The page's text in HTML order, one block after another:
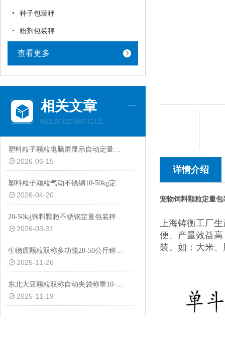
种子包装秤
粉剂包装秤
查看更多
相关文章
RELATED ARTICLE
塑料粒子颗粒电脑屏显示自动定量包装秤20-50kg
2026-06-15
塑料粒子颗粒气动不锈钢10-50kg定量包装秤设备
2026-04-20
20-50kg饲料颗粒不锈钢定量包装秤厂家供应
2026-03-31
生物质颗粒双称多功能20-50公斤称重包装秤设备
2025-11-26
东北大豆颗粒双称自动夹袋称重10-50公斤包装秤厂家
2025-11-19
详情介绍
宠物饲料颗粒定量包
上海铸衡工厂
便、产量效益
装。如：大米